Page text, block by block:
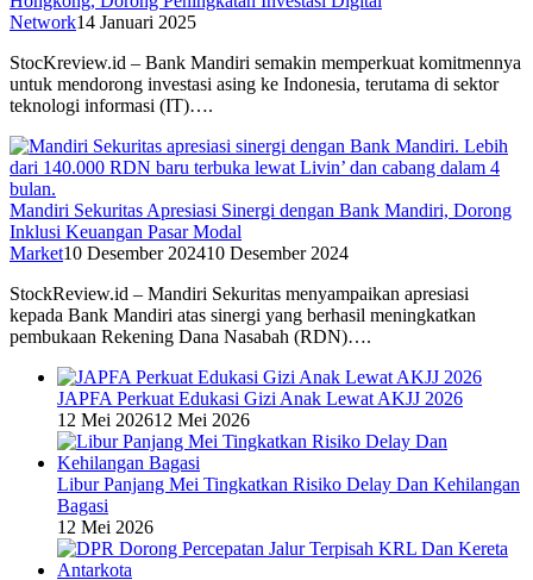
Network14 Januari 2025
StocKreview.id – Bank Mandiri semakin memperkuat komitmennya
untuk mendorong investasi asing ke Indonesia, terutama di sektor
teknologi informasi (IT)….
Mandiri Sekuritas Apresiasi Sinergi dengan Bank Mandiri, Dorong
Inklusi Keuangan Pasar Modal
Market10 Desember 202410 Desember 2024
StockReview.id – Mandiri Sekuritas menyampaikan apresiasi
kepada Bank Mandiri atas sinergi yang berhasil meningkatkan
pembukaan Rekening Dana Nasabah (RDN)….
JAPFA Perkuat Edukasi Gizi Anak Lewat AKJJ 2026
12 Mei 202612 Mei 2026
Libur Panjang Mei Tingkatkan Risiko Delay Dan Kehilangan
Bagasi
12 Mei 2026